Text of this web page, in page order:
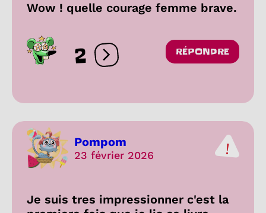
Wow ! quelle courage femme brave.
2 Ouvrir les réactions
RÉPONDRE
Pompom
23 février 2026
Je suis tres impressionner c'est la